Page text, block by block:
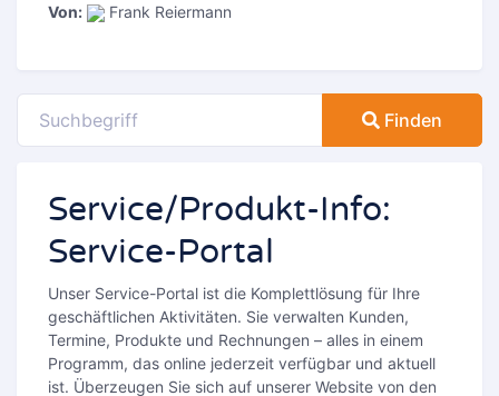
Von:
Frank Reiermann
Finden
Service/Produkt-Info:
Service-Portal
Unser Service-Portal ist die Komplettlösung für Ihre
geschäftlichen Aktivitäten. Sie verwalten Kunden,
Termine, Produkte und Rechnungen – alles in einem
Programm, das online jederzeit verfügbar und aktuell
ist. Überzeugen Sie sich auf unserer Website von den